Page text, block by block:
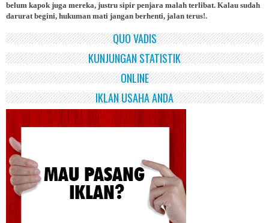
belum kapok juga mereka, justru sipir penjara malah terlibat. Kalau sudah
darurat begini, hukuman mati jangan berhenti, jalan terus!.
QUO VADIS
KUNJUNGAN STATISTIK
ONLINE
IKLAN USAHA ANDA